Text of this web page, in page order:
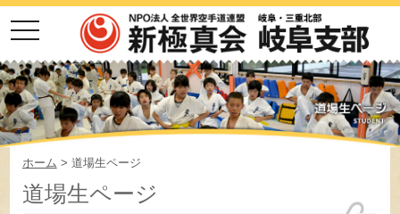
toggle
navigation
ホーム > 道場生ページ
道場生ページ